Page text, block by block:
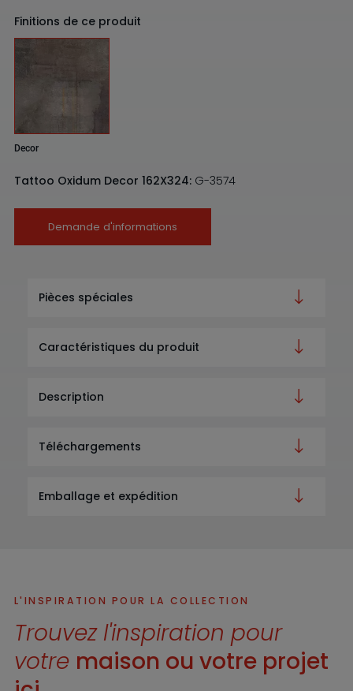
Finitions de ce produit
Decor
Tattoo Oxidum Decor 162X324: G-3574
Demande d'informations
Pièces spéciales
Caractéristiques du produit
Description
Téléchargements
Emballage et expédition
L'INSPIRATION POUR LA COLLECTION
Trouvez l'inspiration pour
votre maison ou votre projet